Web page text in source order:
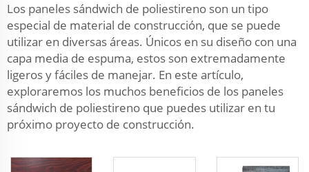
Los paneles sándwich de poliestireno son un tipo
especial de material de construcción, que se puede
utilizar en diversas áreas. Únicos en su diseño con una
capa media de espuma, estos son extremadamente
ligeros y fáciles de manejar. En este artículo,
exploraremos los muchos beneficios de los paneles
sándwich de poliestireno que puedes utilizar en tu
próximo proyecto de construcción.